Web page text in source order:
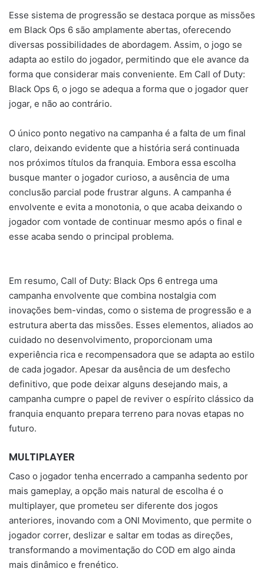
Esse sistema de progressão se destaca porque as missões
em Black Ops 6 são amplamente abertas, oferecendo
diversas possibilidades de abordagem. Assim, o jogo se
adapta ao estilo do jogador, permitindo que ele avance da
forma que considerar mais conveniente. Em Call of Duty:
Black Ops 6, o jogo se adequa a forma que o jogador quer
jogar, e não ao contrário.
O único ponto negativo na campanha é a falta de um final
claro, deixando evidente que a história será continuada
nos próximos títulos da franquia. Embora essa escolha
busque manter o jogador curioso, a ausência de uma
conclusão parcial pode frustrar alguns. A campanha é
envolvente e evita a monotonia, o que acaba deixando o
jogador com vontade de continuar mesmo após o final e
esse acaba sendo o principal problema.
Em resumo, Call of Duty: Black Ops 6 entrega uma
campanha envolvente que combina nostalgia com
inovações bem-vindas, como o sistema de progressão e a
estrutura aberta das missões. Esses elementos, aliados ao
cuidado no desenvolvimento, proporcionam uma
experiência rica e recompensadora que se adapta ao estilo
de cada jogador. Apesar da ausência de um desfecho
definitivo, que pode deixar alguns desejando mais, a
campanha cumpre o papel de reviver o espírito clássico da
franquia enquanto prepara terreno para novas etapas no
futuro.
MULTIPLAYER
Caso o jogador tenha encerrado a campanha sedento por
mais gameplay, a opção mais natural de escolha é o
multiplayer, que prometeu ser diferente dos jogos
anteriores, inovando com a ONI Movimento, que permite o
jogador correr, deslizar e saltar em todas as direções,
transformando a movimentação do COD em algo ainda
mais dinâmico e frenético.